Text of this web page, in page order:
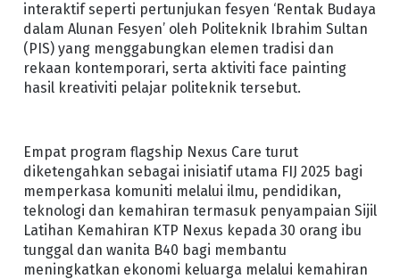
interaktif seperti pertunjukan fesyen ‘Rentak Budaya
dalam Alunan Fesyen’ oleh Politeknik Ibrahim Sultan
(PIS) yang menggabungkan elemen tradisi dan
rekaan kontemporari, serta aktiviti face painting
hasil kreativiti pelajar politeknik tersebut.
Empat program flagship Nexus Care turut
diketengahkan sebagai inisiatif utama FIJ 2025 bagi
memperkasa komuniti melalui ilmu, pendidikan,
teknologi dan kemahiran termasuk penyampaian Sijil
Latihan Kemahiran KTP Nexus kepada 30 orang ibu
tunggal dan wanita B40 bagi membantu
meningkatkan ekonomi keluarga melalui kemahiran